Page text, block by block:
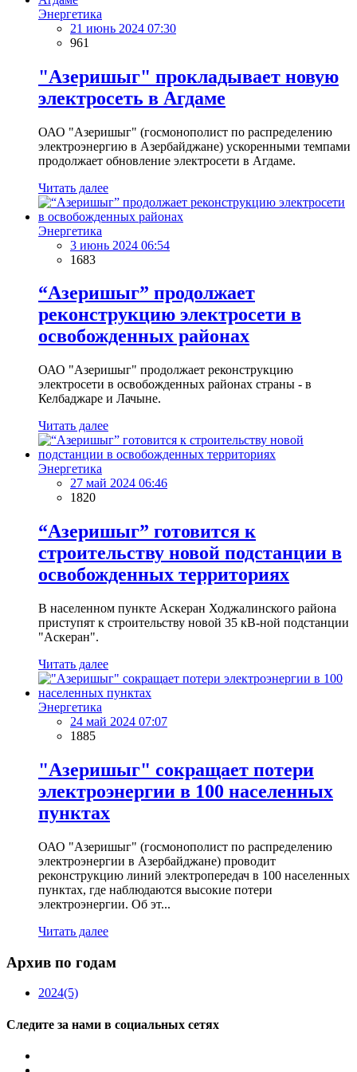
Энергетика
21 июнь 2024 07:30
961
"Азеришыг" прокладывает новую
электросеть в Агдаме
ОАО "Азеришыг" (госмонополист по распределению
электроэнергию в Азербайджане) ускоренными темпами
продолжает обновление электросети в Агдаме.
Читать далее
Энергетика
3 июнь 2024 06:54
1683
“Азеришыг” продолжает
реконструкцию электросети в
освобожденных районах
ОАО "Азеришыг" продолжает реконструкцию
электросети в освобожденных районах страны - в
Келбаджаре и Лачыне.
Читать далее
Энергетика
27 май 2024 06:46
1820
“Азеришыг” готовится к
строительству новой подстанции в
освобожденных территориях
В населенном пункте Аскеран Ходжалинского района
приступят к строительству новой 35 кВ-ной подстанции
"Аскеран".
Читать далее
Энергетика
24 май 2024 07:07
1885
"Азеришыг" сокращает потери
электроэнергии в 100 населенных
пунктах
ОАО "Азеришыг" (госмонополист по распределению
электроэнергии в Азербайджане) проводит
реконструкцию линий электропередач в 100 населенных
пунктах, где наблюдаются высокие потери
электроэнергии. Об эт...
Читать далее
Архив по годам
2024(5)
Следите за нами в социальных сетях